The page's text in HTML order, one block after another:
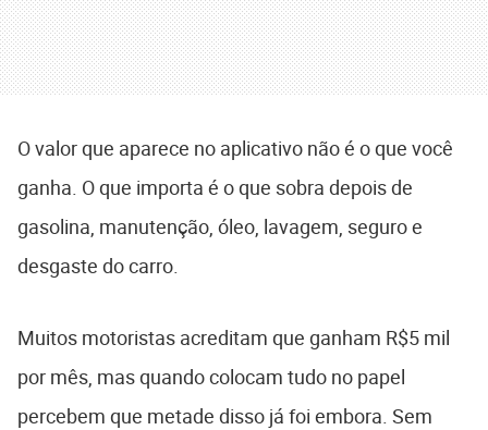
O valor que aparece no aplicativo não é o que você
ganha. O que importa é o que sobra depois de
gasolina, manutenção, óleo, lavagem, seguro e
desgaste do carro.
Muitos motoristas acreditam que ganham R$5 mil
por mês, mas quando colocam tudo no papel
percebem que metade disso já foi embora. Sem